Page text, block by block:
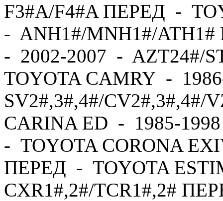
F3#A/F4#A ПЕРЕД -
- ANH1#/MNH1#/
- 2002-2007 - AZT24#/
TOYOTA CAMRY -
SV2#,3#,4#/
CARINA ED - 1985-
- TOYOTA CORONA
ПЕРЕД - TOYOTA
CXR1#,2#/TCR1#,2#